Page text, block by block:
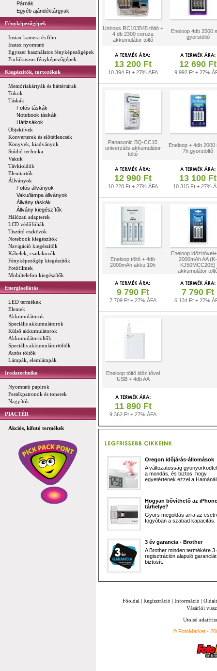
Párnák
Egyéb ajándéktárgyak
Fényképezőgépek
Instax kamera és film
Instax nyomtató
Egyszer használatos fényképezőgépek
Fixfókuszos fényképezőgépek
Kiegészítők, tartozékok
Memóriakártyák és háttértárak
Tokok
Táskák
Fotós táskák
Notebook táskák
Hátizsákok
Objektívek
Konverterek és előtétlencsék
Könyvek, kiadványok
Stúdió technika
Vakuk
Távkioldók
Elemtartók
Állványok
Fotós állványok
Vaku/lámpa állványok
Állvány táskák
Állvány kiegészítők
Hálózati adapterek
LCD védőfóliák
Tisztító eszközök
Notebook kiegészítők
Navigáció kiegészítők
Kábelek, csatlakozók
Fényképezőgép kiegészítők
Fotófilmek
Mobiltelefon kiegészítők
Energiaellátás
LED termékek
Elemek
Akkumulátorok
Speciális akkumulátorok
Külső akkumulátorok
Akkumulátortöltők
Speciális akkumulátortöltők
Autós töltők
Lámpák, elemlámpák
Irodatechnika
Nyomtató papírok
Festékpatronok és tonerek
Nagyítók
PIACTÉR
Akciós, kifutó termékek
Uniross RC103545 töltő +
4 db 2300 ceruza
akkumulátor töltő
Eneloop 4db 2500
gyorstöltő
13 200 Ft
10 394 Ft + 27% ÁFA
12 690 Ft
9 992 Ft + 27%
Panasonic BQ-CC15
univerzális akkumulátor
töltő
Eneloop + 4db 2000
7h gyorstöltő
12 990 Ft
10 228 Ft + 27% ÁFA
13 100 Ft
10 315 Ft + 27%
Eneloop töltő + 4db
2000mAh akku 10h
Eneloop
2000mAh AA (K-
KJ50MCC20E)
akkumulátor
9 790 Ft
7 709 Ft + 27% ÁFA
7 790 Ft
6 134 Ft + 27%
Eneloop töltő időzítővel
USB + 4db AA
11 890 Ft
9 362 Ft + 27% ÁFA
Oregon időjárás-állomások
A változatosság
a mondás, és biztos, hogy
egyetértenek ezzel a
Hogyan bővíthető az iPhone
tárhelye?
Gyors megoldás arra az
fogyóban a szabad kapacitás.
3 év garancia - Brother
A Brother minden termékére 3
regisztráción alapuló garanciát
biztosít.
Főoldal | Regisztráció | Információ |
Vásárlói
Utolsó
© FotoMarket -